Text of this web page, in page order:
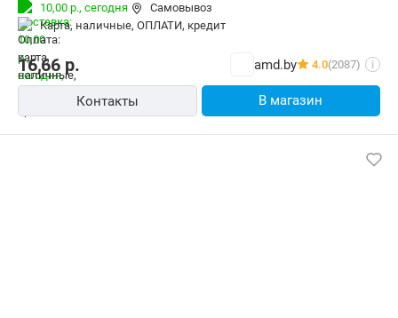
10,00 р., сегодня
Самовывоз
карта, наличные, ОПЛАТИ, кредит
16,66 р. amd.by 4.0(2087) i
Контакты В магазин